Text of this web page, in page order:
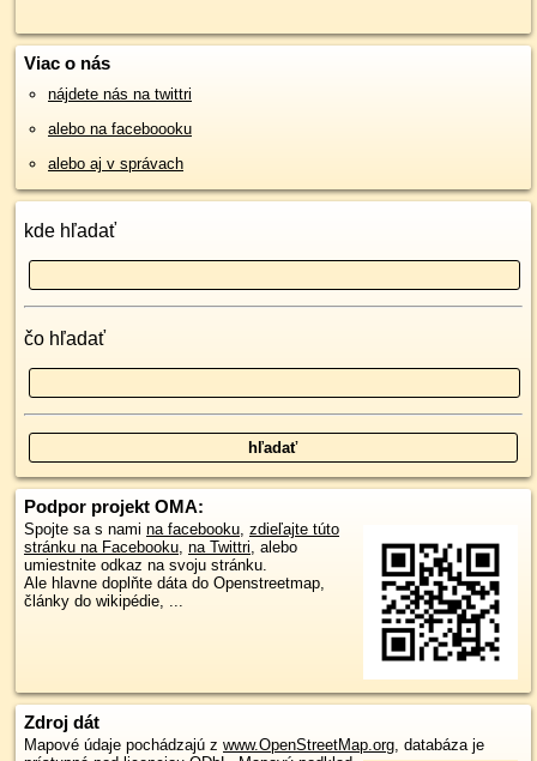
Viac o nás
nájdete nás na twittri
alebo na faceboooku
alebo aj v správach
kde hľadať
čo hľadať
Podpor projekt OMA:
Spojte sa s nami na facebooku, zdieľajte túto
stránku na Facebooku, na Twittri, alebo
umiestnite odkaz na svoju stránku.
Ale hlavne doplňte dáta do Openstreetmap,
články do wikipédie, ...
Zdroj dát
Mapové údaje pochádzajú z www.OpenStreetMap.org, databáza je